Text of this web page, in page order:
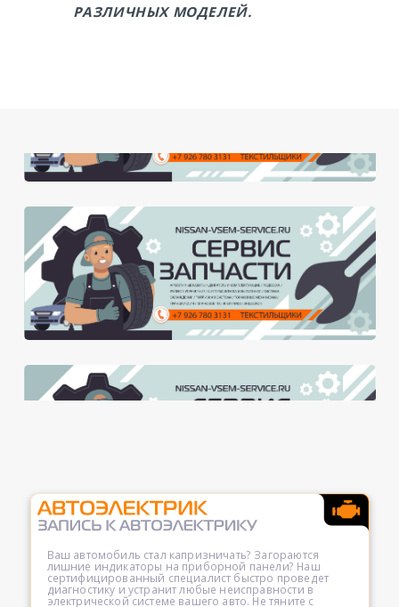
РАЗЛИЧНЫХ МОДЕЛЕЙ.
Ваш автомобиль стал капризничать? Загораются
лишние индикаторы на приборной панели? Наш
сертифицированный специалист быстро проведет
диагностику и устранит любые неисправности в
электрической системе вашего авто. Не тяните с